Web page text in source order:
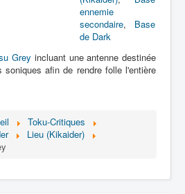
Androïde Kikaider
ennemie
secondaire, Base
de Dark
Grey incluant une antenne destinée
afin de rendre folle l'entière
Toku-Critiques
Lieu (Kikaider)